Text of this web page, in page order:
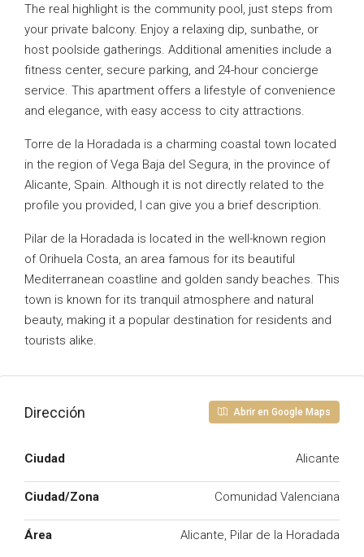
The real highlight is the community pool, just steps from
your private balcony. Enjoy a relaxing dip, sunbathe, or
host poolside gatherings. Additional amenities include a
fitness center, secure parking, and 24-hour concierge
service. This apartment offers a lifestyle of convenience
and elegance, with easy access to city attractions.
Torre de la Horadada is a charming coastal town located
in the region of Vega Baja del Segura, in the province of
Alicante, Spain. Although it is not directly related to the
profile you provided, I can give you a brief description.
Pilar de la Horadada is located in the well-known region
of Orihuela Costa, an area famous for its beautiful
Mediterranean coastline and golden sandy beaches. This
town is known for its tranquil atmosphere and natural
beauty, making it a popular destination for residents and
tourists alike.
Dirección Abrir en Google Maps
Ciudad Alicante
Ciudad/Zona Comunidad Valenciana
Área Alicante, Pilar de la Horadada